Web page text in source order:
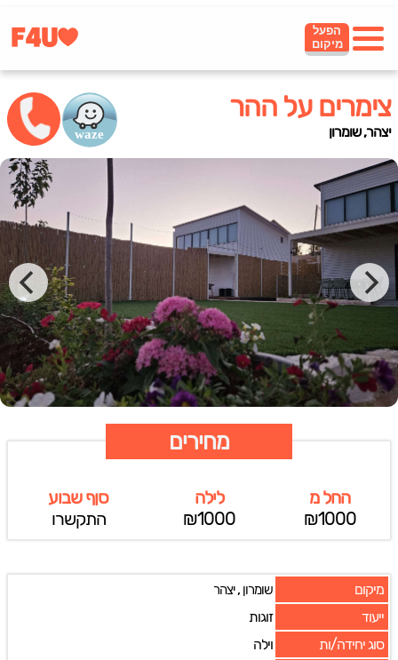
הפעל
מיקום
צימרים על ההר
יצהר, שומרון
מחירים
החל מ
₪1000
לילה
₪1000
סןף שבוע
התקשרו
מיקום שומרון,יצהר
ייעוד
זוגות
סוג יחידה/ות
וילה